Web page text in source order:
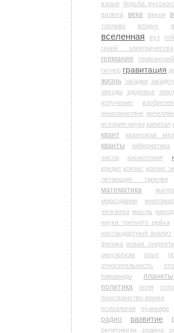
взрыв
борьба
валюта века вихри
топливо
воздух
вселенная
вуз
гений электричества
германия
гитлер гравитация
жизнь загадки
звезды
здоровье
излучение
инопланетяне
история науки капитал
квант квантовая
кванты кибернетика
числа
космогония
кредит кризис кризис
летающие тарелки
математика
мироздание
человека мысль народ
наука третьего рейха
нестандартный анализ
физика новая
оккультизм
опыт
относительность
ото
пирамиды
планеты
политика
поля
пространство-время
психология
пуанкаре
радио развитие
релятивизм
родина